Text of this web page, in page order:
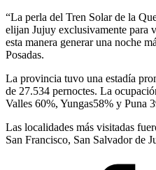
“La perla del Tren Solar de la
elijan Jujuy exclusivamente para
esta manera generar una noche
Posadas.
La provincia tuvo una estadía
de 27.534 pernoctes. La
Valles 60%, Yungas58% y Puna
Las localidades más visitadas
San Francisco, San Salvador de